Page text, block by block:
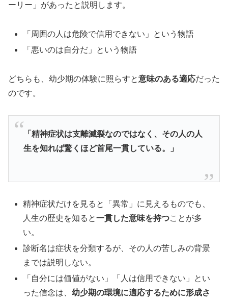
ーリー」があったと説明します。
「周囲の人は危険で信用できない」という物語
「悪いのは自分だ」という物語
どちらも、幼少期の体験に照らすと意味のある適応だった
のです。
「精神症状は支離滅裂なのではなく、その人の人
生を知れば驚くほど首尾一貫している。」
精神症状だけを見ると「異常」に見えるものでも、
人生の歴史を知ると一貫した意味を持つことが多
い。
診断名は症状を分類するが、その人の苦しみの背景
までは説明しない。
「自分には価値がない」「人は信用できない」とい
った信念は、幼少期の環境に適応するために形成さ